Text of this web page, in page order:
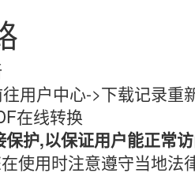
用户中心->下载记录重
在线转换
护,以保证用户能正常
用时注意遵守当地法